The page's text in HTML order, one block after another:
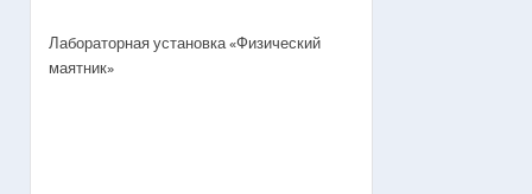
Лабораторная установка «Физический
маятник»